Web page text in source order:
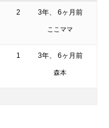
2 3年、 6ヶ月前
ここママ
1 3年、 6ヶ月前
森本